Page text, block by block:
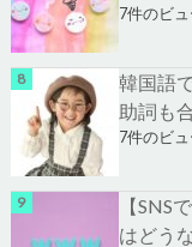
7件のビュ
韓国語
助詞も
7件のビュ
【SNS
はどう